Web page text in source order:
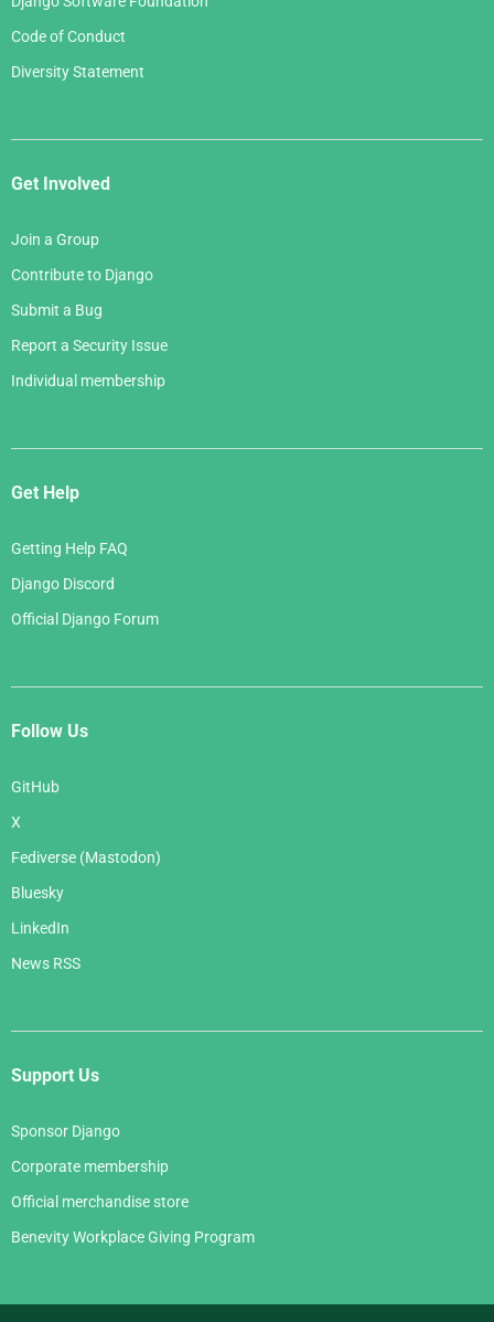
Code of Conduct
Diversity Statement
Get Involved
Join a Group
Contribute to Django
Submit a Bug
Report a Security Issue
Individual membership
Get Help
Getting Help FAQ
Django Discord
Official Django Forum
Follow Us
GitHub
X
Fediverse (Mastodon)
Bluesky
LinkedIn
News RSS
Support Us
Sponsor Django
Corporate membership
Official merchandise store
Benevity Workplace Giving Program